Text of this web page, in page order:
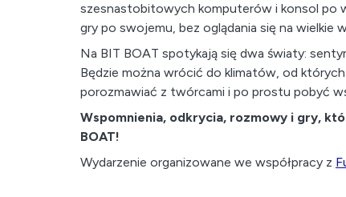
szesnastobitowych komputerów i konsol po
gry po swojemu, bez oglądania się na wielkie
Na BIT BOAT spotykają się dwa światy:
Będzie można wrócić do klimatów, od
porozmawiać z twórcami i po prostu pobyć
Wspomnienia, odkrycia, rozmowy i gry,
BOAT!
Wydarzenie organizowane we współpracy z